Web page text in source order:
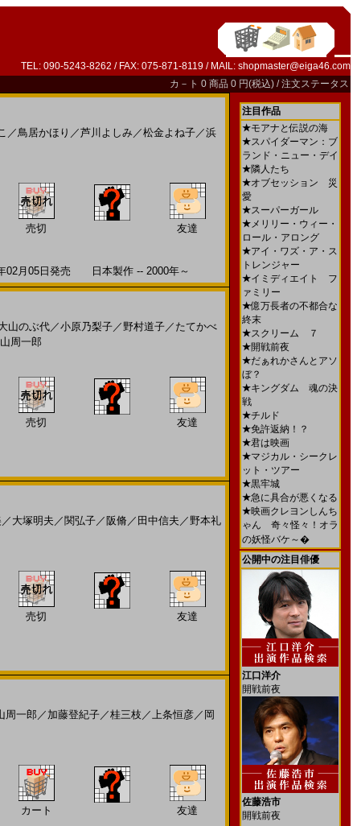
TEL: 090-5243-8262 / FAX: 075-871-8119 / MAIL: shopmaster@eiga46.com
カ－ト 0 商品 0 円(税込) /注文ステータス
／鳥居かほり ／芦川よしみ／松金よね子／浜
売切 友達
02月05日発売 日本製作 -- 2000年～
山のぶ代／小原乃梨子／ 野村道子／ たてかべ
周一郎
売切 友達
／ 大塚明夫 ／ 関弘子／ 阪脩 ／ 田中信夫 ／ 野本礼
売切 友達
周一郎 ／ 加藤登紀子／桂三枝 ／上条恒彦／ 岡
カート 友達
注目作品
★モアナと伝説の海
★スパイダーマン：ブ
ランド・ニュー・デイ
★隣人たち
★オブセッション 災
愛
★スーパーガール
★メリリー・ウィー・
ロール・アロング
★アイ・ワズ・ア・ス
トレンジャー
★イミディエイト フ
ァミリー
★億万長者の不都合な
終末
★スクリーム ７
★開戦前夜
★だぁれかさんとアソ
ぼ？
★キングダム 魂の決
戦
★チルド
★免許返納！？
★君は映画
★マジカル・シークレ
ット・ツアー
★黒牢城
★急に具合が悪くなる
★映画クレヨンしんち
ゃん 奇々怪々！オラ
の妖怪バケ～�
公開中の注目俳優
江口洋介
開戦前夜
佐藤浩市
開戦前夜